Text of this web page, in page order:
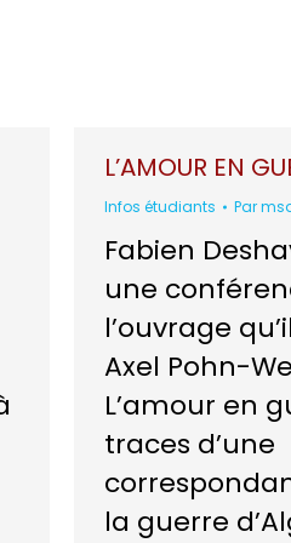
L’AMOUR EN
Infos étudiants Par
Fabien
une
l’ouvrage
Axel Pohn-
L’amour en
traces d’une
la guerre